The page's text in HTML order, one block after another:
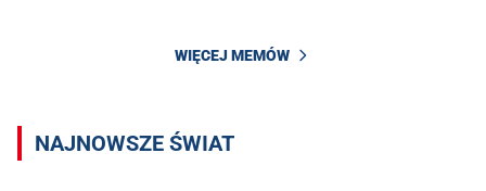
WIĘCEJ MEMÓW
NAJNOWSZE ŚWIAT